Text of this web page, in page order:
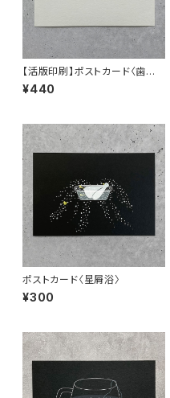
【活版印刷】ポストカード〈歯み
がき粉〉
¥440
ポストカード〈星屑浴〉
¥300